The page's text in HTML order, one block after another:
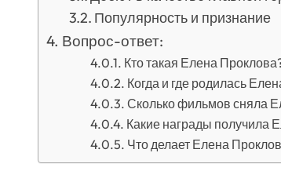
Популярность и признание
Вопрос-ответ:
Кто такая Елена
Когда и где родилась
Сколько фильмов сняла
Какие награды получила
Что делает Елена